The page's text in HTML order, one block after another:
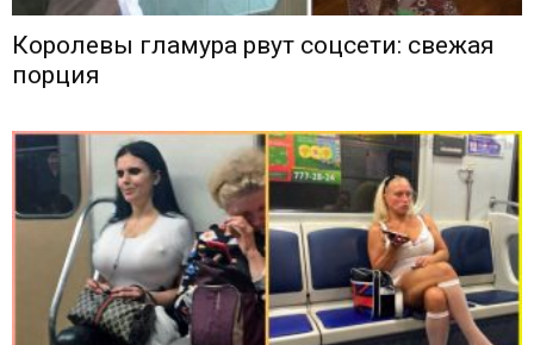
Королевы гламура рвут соцсети: свежая
порция